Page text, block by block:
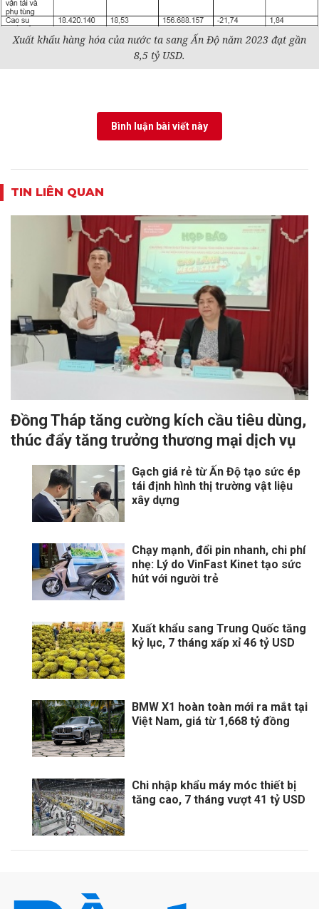
Xuất khẩu hàng hóa của nước ta sang Ấn Độ năm 2023 đạt gần
8,5 tỷ USD.
Bình luận bài viết này
TIN LIÊN QUAN
Đồng Tháp tăng cường kích cầu tiêu dùng,
thúc đẩy tăng trưởng thương mại dịch vụ
Gạch giá rẻ từ Ấn Độ tạo sức ép
tái định hình thị trường vật liệu
xây dựng
Chạy mạnh, đổi pin nhanh, chi phí
nhẹ: Lý do VinFast Kinet tạo sức
hút với người trẻ
Xuất khẩu sang Trung Quốc tăng
kỷ lục, 7 tháng xấp xỉ 46 tỷ USD
BMW X1 hoàn toàn mới ra mắt tại
Việt Nam, giá từ 1,668 tỷ đồng
Chi nhập khẩu máy móc thiết bị
tăng cao, 7 tháng vượt 41 tỷ USD